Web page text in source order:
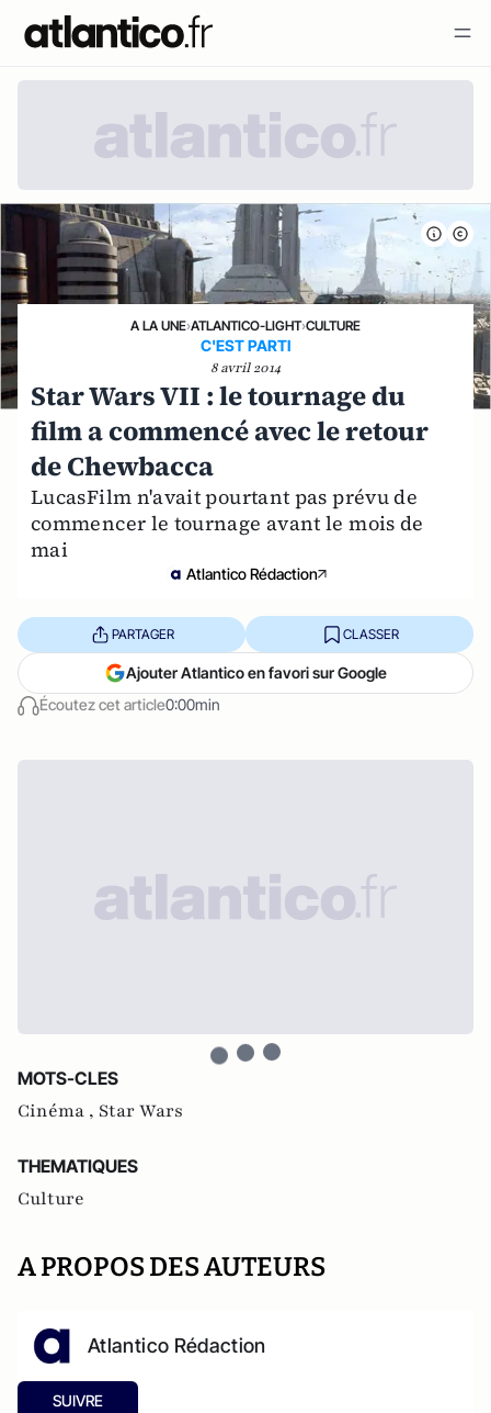
A LA UNE›ATLANTICO-LIGHT›CULTURE
C'EST PARTI
8 avril 2014
Star Wars VII : le tournage du
film a commencé avec le retour
de Chewbacca
LucasFilm n'avait pourtant pas prévu de
commencer le tournage avant le mois de
mai
Atlantico Rédaction
Écoutez cet article0:00min
PARTAGER CLASSER
Ajouter Atlantico en favori sur Google
MOTS-CLES
Cinéma , Star Wars
THEMATIQUES
Culture
A PROPOS DES AUTEURS
Atlantico Rédaction
SUIVRE